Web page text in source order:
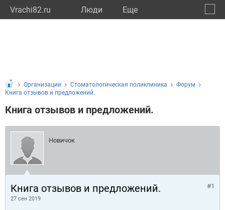
Vrachi82.ru Люди Eще
Организации Стоматологическая поликлиника
Форум
Книга отзывов и предложений.
Книга отзывов и предложений.
Новичок
Книга отзывов и предложений.
27 сен 2019
#1